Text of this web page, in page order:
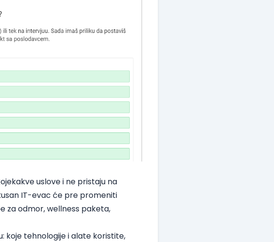
uslove i ne pristaju na
IT-evac će pre promeniti
za odmor, wellness paketa,
koje tehnologije i alate koristite,